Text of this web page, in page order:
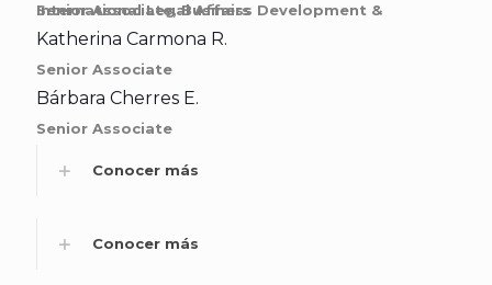
Senior Associate, Business Development & International Legal Affairs
Katherina Carmona R.
Senior Associate
Bárbara Cherres E.
Senior Associate
Conocer más
Conocer más